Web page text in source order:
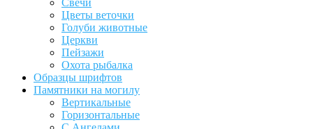
Цветы веточки
Голуби животные
Церкви
Пейзажи
Охота рыбалка
Образцы шрифтов
Памятники на могилу
Вертикальные
Горизонтальные